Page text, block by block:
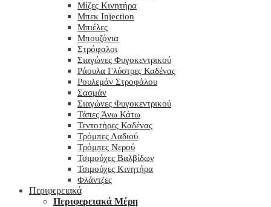
Μίζες Κινητήρα
Μπεκ Injection
Μπιέλες
Μπουζόνια
Στρόφαλοι
Σιαγώνες Φυγοκεντρικού
Ράουλα Γλύστρες Καδένας
Ρουλεμάν Στροφάλου
Σασμάν
Σιαγώνες Φυγοκεντρικού
Τάπες Άνω Κάτω
Τεντοτήρες Καδένας
Τρόμπες Λαδιού
Τρόμπες Νερού
Τσιμούχες Βαλβίδων
Τσιμούχες Κινητήρα
Φλάντζες
Περιφερειακά
Περιφερειακά Μέρη